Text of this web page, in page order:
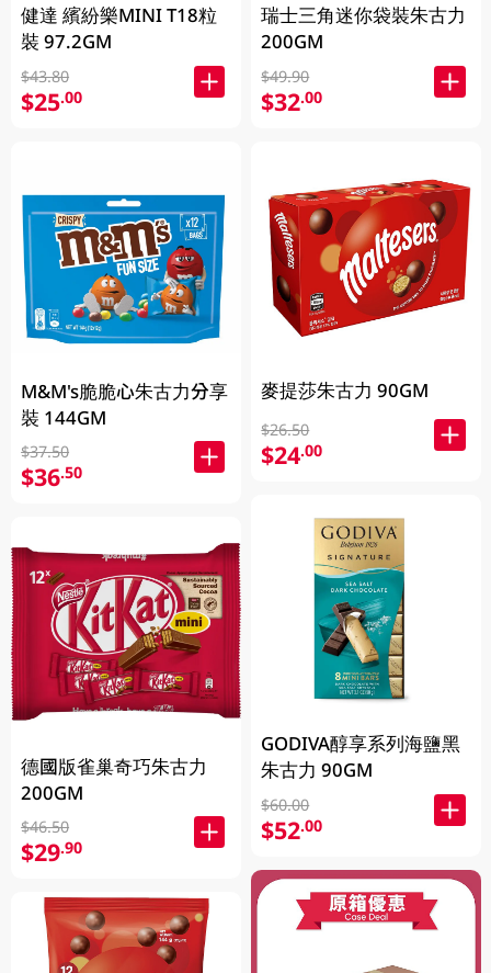
健達 繽紛樂MINI T18粒
裝 97.2GM
$43.80
$25.00
M&M's脆脆心朱古力分享
裝 144GM
$37.50
$36.50
德國版雀巢奇巧朱古力
200GM
$46.50
$29.90
瑞士三角迷你袋裝朱古力
200GM
$49.90
$32.00
麥提莎朱古力 90GM
$26.50
$24.00
GODIVA醇享系列海鹽黑
朱古力 90GM
$60.00
$52.00